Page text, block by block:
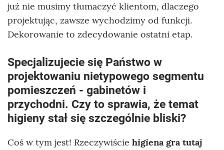
już nie musimy tłumaczyć klientom, dlaczego
projektując, zawsze wychodzimy od funkcji.
Dekorowanie to zdecydowanie ostatni etap.
Specjalizujecie się Państwo w
projektowaniu nietypowego segmentu
pomieszczeń - gabinetów i
przychodni. Czy to sprawia, że temat
higieny stał się szczególnie bliski?
Coś w tym jest! Rzeczywiście higiena gra tutaj